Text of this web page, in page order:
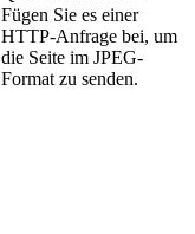
Fügen Sie es einer
HTTP-Anfrage bei, um
die Seite im JPEG-
Format zu senden.